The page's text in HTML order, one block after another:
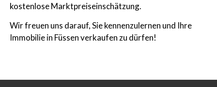
kostenlose Marktpreiseinschätzung.
Wir freuen uns darauf, Sie kennenzulernen und Ihre
Immobilie in Füssen verkaufen zu dürfen!